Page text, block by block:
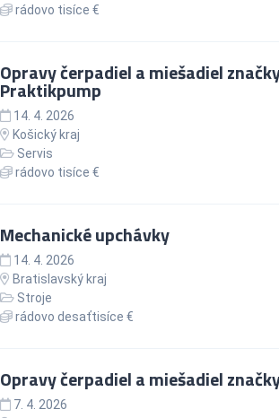
rádovo tisíce €
Opravy čerpadiel a miešadiel
Praktikpump
14. 4. 2026
Košický kraj
Servis
rádovo tisíce €
Mechanické upchávky
14. 4. 2026
Bratislavský kraj
Stroje
rádovo desaťtisíce €
Opravy čerpadiel a miešadiel
7. 4. 2026